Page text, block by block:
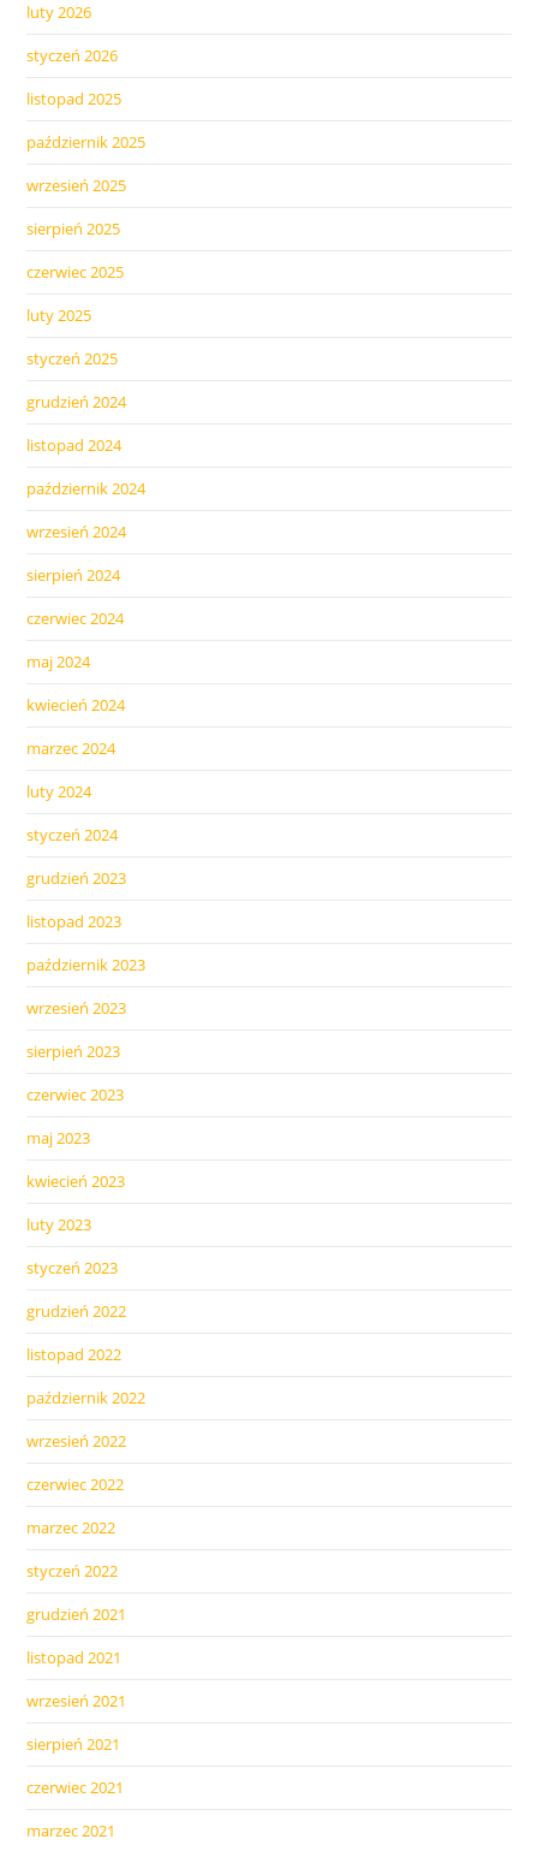
luty 2026
styczeń 2026
listopad 2025
październik 2025
wrzesień 2025
sierpień 2025
czerwiec 2025
luty 2025
styczeń 2025
grudzień 2024
listopad 2024
październik 2024
wrzesień 2024
sierpień 2024
czerwiec 2024
maj 2024
kwiecień 2024
marzec 2024
luty 2024
styczeń 2024
grudzień 2023
listopad 2023
październik 2023
wrzesień 2023
sierpień 2023
czerwiec 2023
maj 2023
kwiecień 2023
luty 2023
styczeń 2023
grudzień 2022
listopad 2022
październik 2022
wrzesień 2022
czerwiec 2022
marzec 2022
styczeń 2022
grudzień 2021
listopad 2021
wrzesień 2021
sierpień 2021
czerwiec 2021
marzec 2021